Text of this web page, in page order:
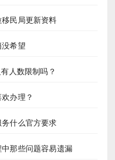
民局更新资料
希望
人数限制吗？
办理？
什么官方要求
那些问题容易遗漏